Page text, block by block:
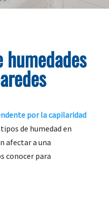
por la capilaridad
de humedad en
afectar a una
conocer para